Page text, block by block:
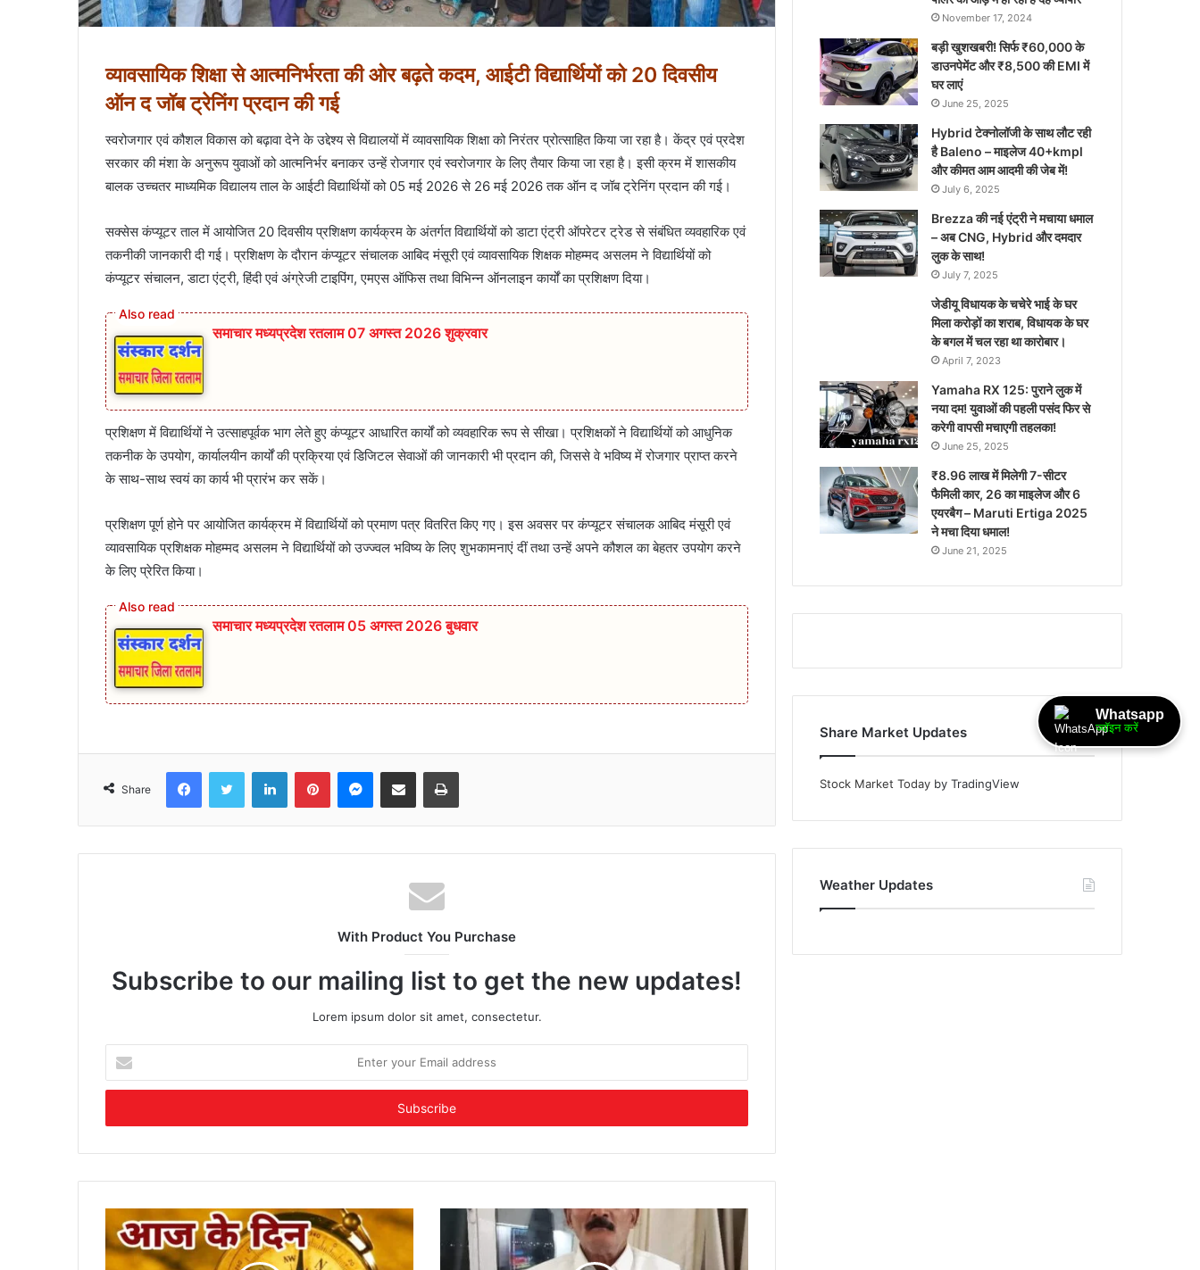
व्यावसायिक शिक्षा से आत्मनिर्भरता की ओर बढ़ते कदम, आईटी विद्यार्थियों को 20 दिवसीय
ऑन द जॉब ट्रेनिंग प्रदान की गई
स्वरोजगार एवं कौशल विकास को बढ़ावा देने के उद्देश्य से विद्यालयों में व्यावसायिक शिक्षा को निरंतर प्रोत्साहित किया जा रहा है। केंद्र एवं प्रदेश
सरकार की मंशा के अनुरूप युवाओं को आत्मनिर्भर बनाकर उन्हें रोजगार एवं स्वरोजगार के लिए तैयार किया जा रहा है। इसी क्रम में शासकीय
बालक उच्चतर माध्यमिक विद्यालय ताल के आईटी विद्यार्थियों को 05 मई 2026 से 26 मई 2026 तक ऑन द जॉब ट्रेनिंग प्रदान की गई।
सक्सेस कंप्यूटर ताल में आयोजित 20 दिवसीय प्रशिक्षण कार्यक्रम के अंतर्गत विद्यार्थियों को डाटा एंट्री ऑपरेटर ट्रेड से संबंधित व्यवहारिक एवं
तकनीकी जानकारी दी गई। प्रशिक्षण के दौरान कंप्यूटर संचालक आबिद मंसूरी एवं व्यावसायिक शिक्षक मोहम्मद असलम ने विद्यार्थियों को
कंप्यूटर संचालन, डाटा एंट्री, हिंदी एवं अंग्रेजी टाइपिंग, एमएस ऑफिस तथा विभिन्न ऑनलाइन कार्यों का प्रशिक्षण दिया।
समाचार मध्यप्रदेश रतलाम 07 अगस्त 2026 शुक्रवार
प्रशिक्षण में विद्यार्थियों ने उत्साहपूर्वक भाग लेते हुए कंप्यूटर आधारित कार्यों को व्यवहारिक रूप से सीखा। प्रशिक्षकों ने विद्यार्थियों को आधुनिक
तकनीक के उपयोग, कार्यालयीन कार्यों की प्रक्रिया एवं डिजिटल सेवाओं की जानकारी भी प्रदान की, जिससे वे भविष्य में रोजगार प्राप्त करने
के साथ-साथ स्वयं का कार्य भी प्रारंभ कर सकें।
प्रशिक्षण पूर्ण होने पर आयोजित कार्यक्रम में विद्यार्थियों को प्रमाण पत्र वितरित किए गए। इस अवसर पर कंप्यूटर संचालक आबिद मंसूरी एवं
व्यावसायिक प्रशिक्षक मोहम्मद असलम ने विद्यार्थियों को उज्ज्वल भविष्य के लिए शुभकामनाएं दीं तथा उन्हें अपने कौशल का बेहतर उपयोग करने
के लिए प्रेरित किया।
समाचार मध्यप्रदेश रतलाम 05 अगस्त 2026 बुधवार
Share
FacebookTwitter LinkedInPinterestMessenger
Share via Email Print
With Product You Purchase
Subscribe to our mailing list to get the new updates!
Lorem ipsum dolor sit amet, consectetur.
your
Email
November 17, 2024
बड़ी खुशखबरी! सिर्फ ₹60,000 के
डाउनपेमेंट और ₹8,500 की EMI में
घर लाएं
June 25, 2025
Hybrid टेक्नोलॉजी के साथ लौट रही
है Baleno – माइलेज 40+kmpl
और कीमत आम आदमी की जेब में!
July 6, 2025
Brezza की नई एंट्री ने मचाया धमाल
– अब CNG, Hybrid और दमदार
लुक के साथ!
July 7, 2025
जेडीयू विधायक के चचेरे भाई के घर
मिला करोड़ों का शराब, विधायक के घर
के बगल में चल रहा था कारोबार।
April 7, 2023
Yamaha RX 125: पुराने लुक में
नया दम! युवाओं की पहली पसंद फिर से
करेगी वापसी मचाएगी तहलका!
June 25, 2025
₹8.96 लाख में मिलेगी 7-सीटर
फैमिली कार, 26 का माइलेज और 6
एयरबैग – Maruti Ertiga 2025
ने मचा दिया धमाल!
June 21, 2025
Share Market Updates
Stock Market Today by TradingView
Weather Updates
Whatsapp
ज्वॉइन करें